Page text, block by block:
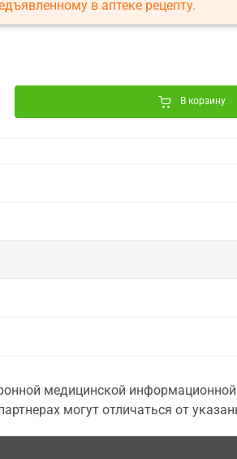
в аптеке рецепту.
В корзину
медицинской информационной
могут отличаться от